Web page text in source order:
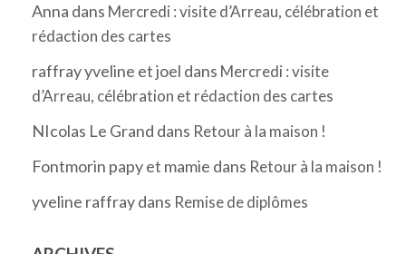
Anna dans Mercredi : visite d’Arreau, célébration et
rédaction des cartes
raffray yveline et joel dans Mercredi : visite
d’Arreau, célébration et rédaction des cartes
NIcolas Le Grand dans Retour à la maison !
Fontmorin papy et mamie dans Retour à la maison !
yveline raffraydans Remise de diplômes